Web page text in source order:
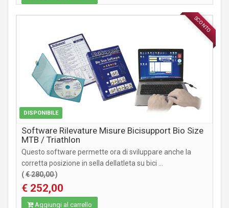
SCONTO
DISPONIBILE
ACCESSORI
Software Rilevature Misure Bicisupport Bio Size
MTB / Triathlon
Questo software permette ora di sviluppare anche la
corretta posizione in sella dellatleta su bici ...
(€ 280,00)
€ 252,00
Aggiungi al carrello